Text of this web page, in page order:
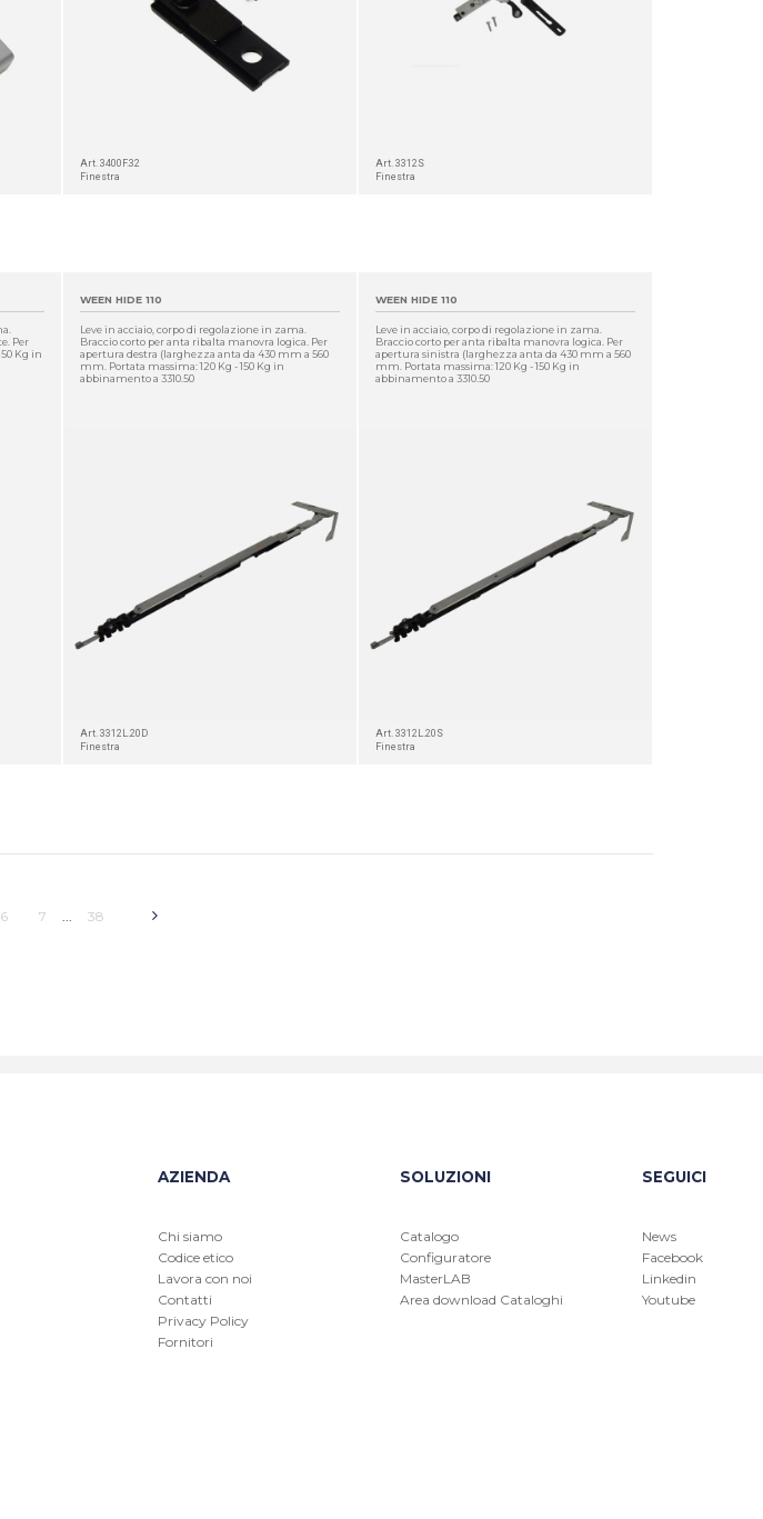
Art. 3400F.32
Finestra
Art. 3312S
Finestra
Per
Kg in
WEEN HIDE 110
Leve in acciaio, corpo di regolazione in zama.
Braccio corto per anta ribalta manovra logica. Per
apertura destra (larghezza anta da 430 mm a 560
mm. Portata massima: 120 Kg - 150 Kg in
abbinamento a 3310.50
Art. 3312L.20D
Finestra
WEEN HIDE 110
Leve in acciaio, corpo di regolazione in zama.
Braccio corto per anta ribalta manovra logica. Per
apertura sinistra (larghezza anta da 430 mm a 560
mm. Portata massima: 120 Kg - 150 Kg in
abbinamento a 3310.50
Art. 3312L.20S
Finestra
6 7 38
AZIENDA
Chi siamo
Codice etico
Lavora con noi
Contatti
Privacy Policy
Fornitori
SOLUZIONI
Catalogo
Configuratore
MasterLAB
Area download Cataloghi
SEGUICI
News
Facebook
Linkedin
Youtube